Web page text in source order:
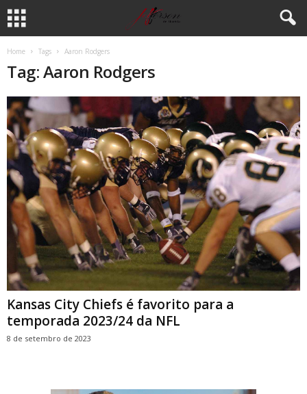
Home Tags Aaron Rodgers
Tag: Aaron Rodgers
Kansas City Chiefs é favorito para a
temporada 2023/24 da NFL
8 de setembro de 2023